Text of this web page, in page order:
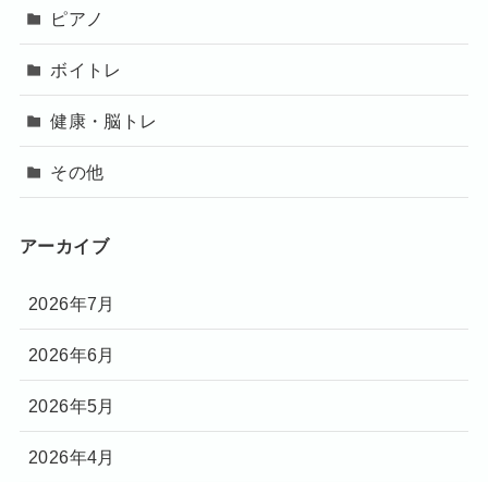
ピアノ
ボイトレ
健康・脳トレ
その他
アーカイブ
2026年7月
2026年6月
2026年5月
2026年4月